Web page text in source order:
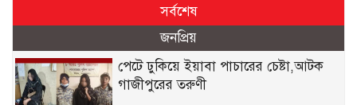
সর্বশেষ
জনপ্রিয়
পেটে ঢুকিয়ে ইয়াবা পাচারের চেষ্টা,আটক
গাজীপুরের তরুণী